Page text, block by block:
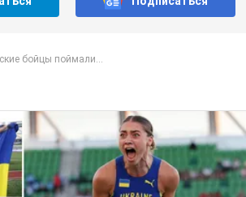
бойцы поймали...